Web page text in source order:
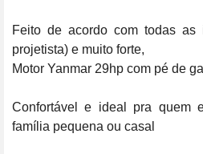
Feito de acordo com todas as
projetista) e muito forte,
Motor Yanmar 29hp com pé de
Confortável e ideal pra quem
família pequena ou casal